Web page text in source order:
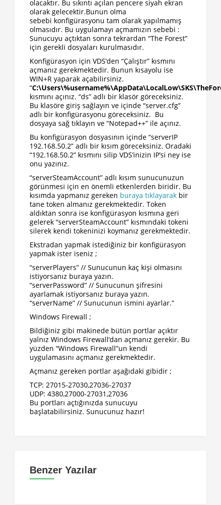
olacaktır. Bu sıkıntı açılan pencere siyah ekran
olarak gelecektir.Bunun olma
sebebi konfigürasyonu tam olarak yapılmamış
olmasıdır. Bu uygulamayı açmamızın sebebi :
Sunucuyu açtıktan sonra tekrardan “The Forest”
için gerekli dosyaları kurulmasıdır.
Konfigürasyon için VDS’den “Çalıştır” kısmını
açmanız gerekmektedir. Bunun kısayolu ise
WIN+R yaparak açabilirsiniz.
“
kısmını açınız. “ds” adlı bir klasör göreceksiniz.
Bu klasöre giriş sağlayın ve içinde “server.cfg”
adlı bir konfigürasyonu göreceksiniz. Bu
dosyaya sağ tıklayın ve “Notepad++” ile açınız.
Bu konfigürasyon dosyasının içinde “serverIP
192.168.50.2” adlı bir kısım göreceksiniz. Oradaki
“192.168.50.2” kısmını silip VDS’inizin IP’si ney ise
onu yazınız.
“serverSteamAccount” adlı kısım sunucunuzun
görünmesi için en önemli etkenlerden biridir. Bu
kısımda yapmanız gereken buraya tıklayarak bir
tane token almanız gerekmektedir. Token
aldıktan sonra ise konfigürasyon kısmına geri
gelerek “serverSteamAccount” kısmındaki tokeni
silerek kendi tokeninizi koymanız gerekmektedir.
Ekstradan yapmak istediğiniz bir konfigürasyon
yapmak ister iseniz ;
“serverPlayers” // Sunucunun kaç kişi olmasını
istiyorsanız buraya yazın.
“serverPassword” // Sunucunun şifresini
ayarlamak istiyorsanız buraya yazın.
“serverName” // Sunucunun ismini ayarlar.”
Windows Firewall ;
Bildiğiniz gibi makinede bütün portlar açıktır
yalnız Windows Firewall’dan açmanız gerekir. Bu
yüzden “Windows Firewall”un kendi
uygulamasını açmanız gerekmektedir.
Açmanız gereken portlar aşağıdaki gibidir ;
TCP: 27015-27030,27036-27037
UDP: 4380,27000-27031,27036
Bu portları açtığınızda sunucuyu
başlatabilirsiniz. Sunucunuz hazır!
Benzer Yazılar